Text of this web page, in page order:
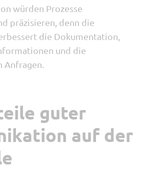
würden Prozesse
präzisieren, denn die
die Dokumentation,
und die
Anfragen.
guter
auf der